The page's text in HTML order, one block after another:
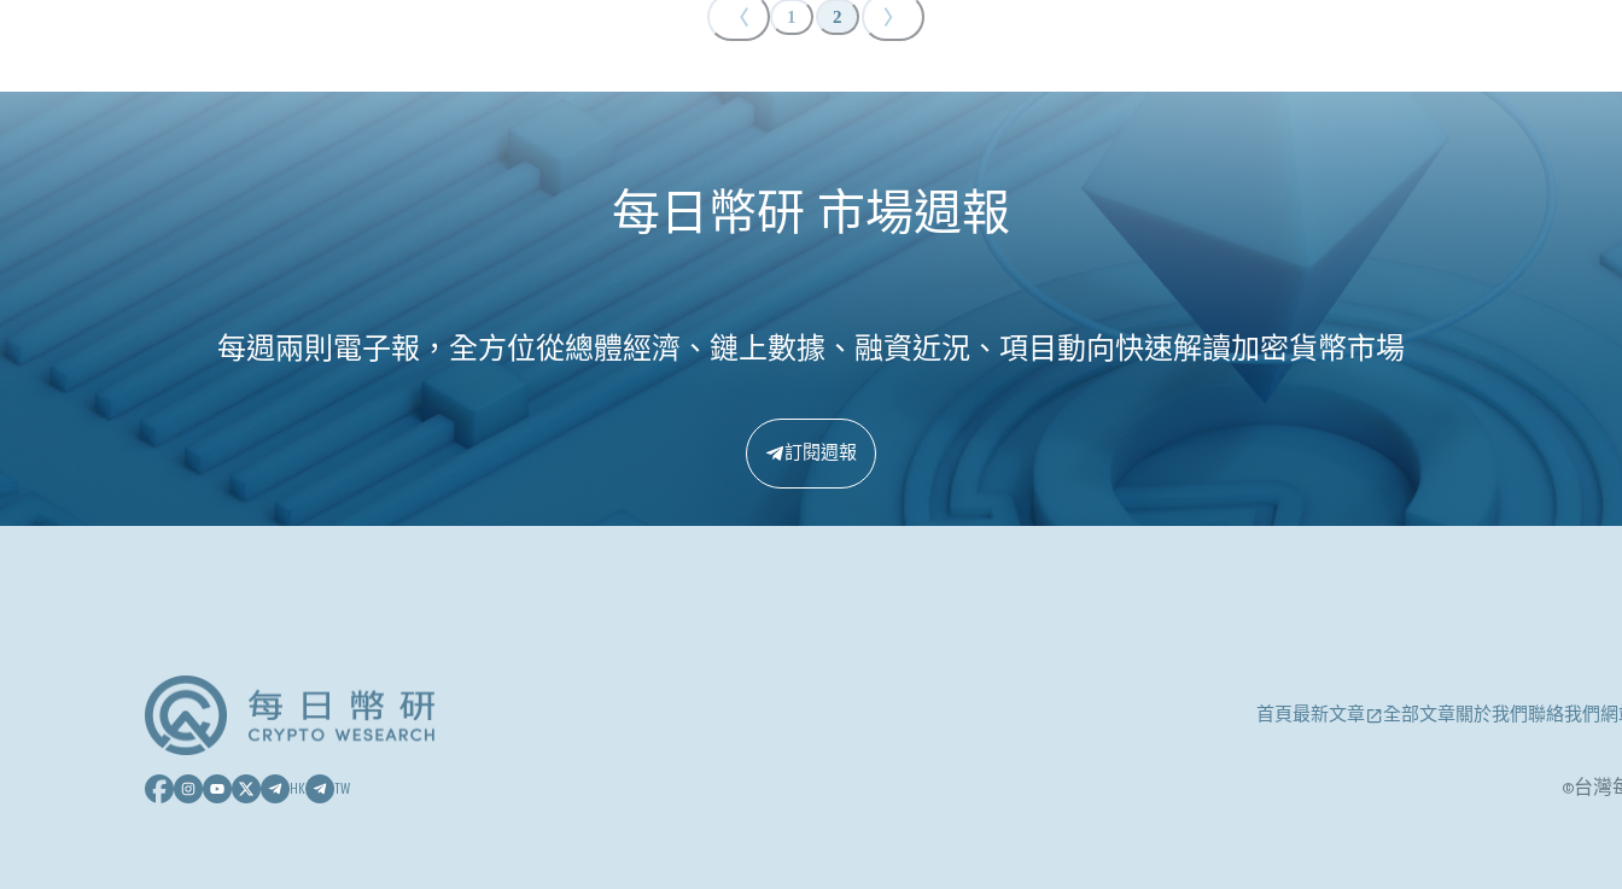
〈 1 2 〉
每日幣研 市場週報
每週兩則電子報，全方位從總體經濟、鏈上數據、融資近況、項目動向快速解讀加密貨幣市場
訂閱週報
首頁最新文章 全部文章關於我們聯絡我們
HK TW ©台灣